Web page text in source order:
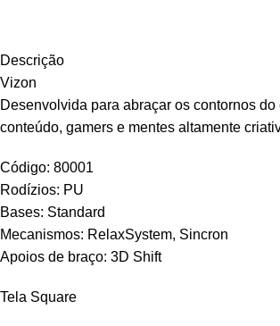
Descrição
Vizon
Desenvolvida para abraçar os contornos
conteúdo, gamers e mentes altamente
Código: 80001
Rodízios: PU
Bases: Standard
Mecanismos: RelaxSystem, Sincron
Apoios de braço: 3D Shift
Tela Square